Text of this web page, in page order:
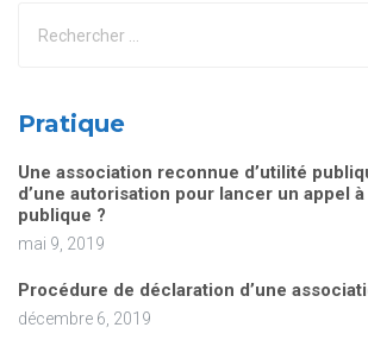
Pratique
Une association reconnue d’utilité
d’une autorisation pour lancer un appel
publique ?
mai 9, 2019
Procédure de déclaration d’une
décembre 6, 2019